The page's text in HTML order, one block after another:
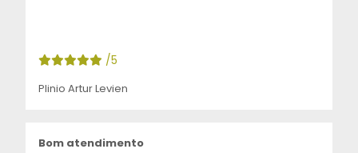
/5
Plinio Artur Levien
Bom atendimento